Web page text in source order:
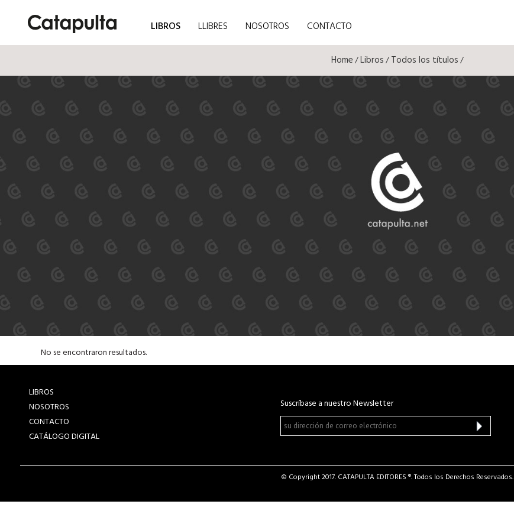
LIBROS LLIBRES NOSOTROS CONTACTO
Home/Libros/Todos los títulos/
No se encontraron resultados.
LIBROS
NOSOTROS
CONTACTO
CATÁLOGO DIGITAL
Suscríbase a nuestro Newsletter
© Copyright 2017. CATAPULTA EDITORES ®. Todos los Derechos Reservados.